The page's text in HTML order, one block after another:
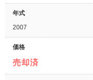
年式
2007
価格
売却済